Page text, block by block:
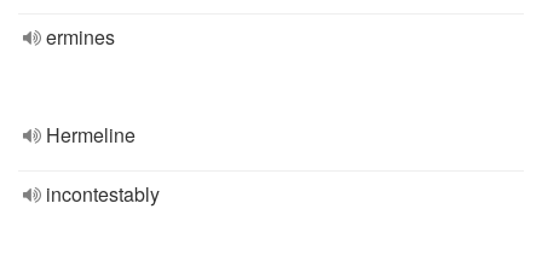
ermines
Hermeline
incontestably